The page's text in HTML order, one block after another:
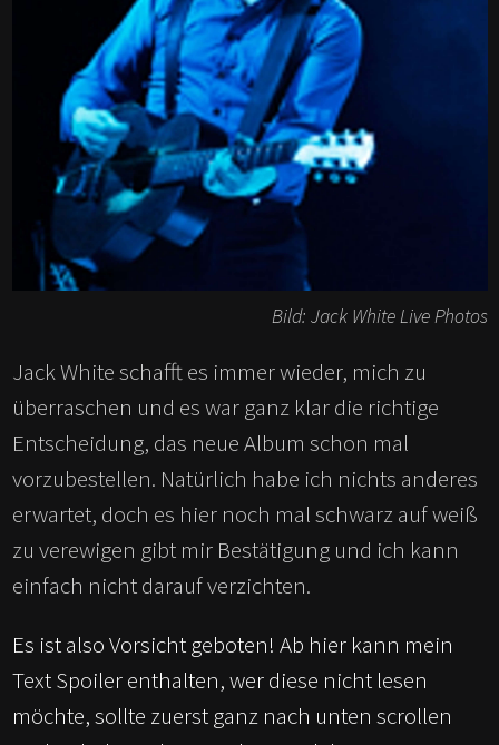
Bild: Jack White Live Photos
Jack White schafft es immer wieder, mich zu
überraschen und es war ganz klar die richtige
Entscheidung, das neue Album schon mal
vorzubestellen. Natürlich habe ich nichts anderes
erwartet, doch es hier noch mal schwarz auf weiß
zu verewigen gibt mir Bestätigung und ich kann
einfach nicht darauf verzichten.
Es ist also Vorsicht geboten! Ab hier kann mein
Text Spoiler enthalten, wer diese nicht lesen
möchte, sollte zuerst ganz nach unten scrollen